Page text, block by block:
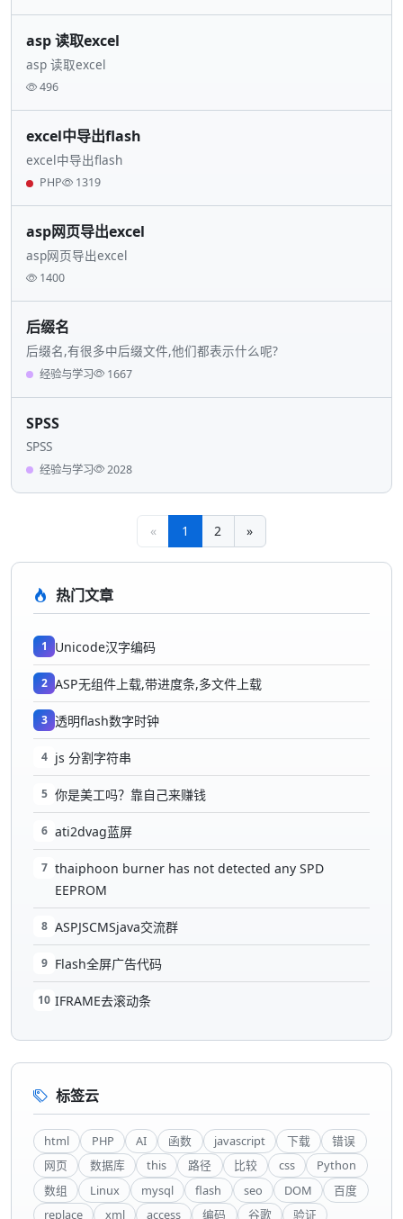
asp 读取excel
asp 读取excel
496
excel中导出flash
excel中导出flash
PHP 1319
asp网页导出excel
asp网页导出excel
1400
后缀名
后缀名,有很多中后缀文件,他们都表示什么呢?
经验与学习 1667
SPSS
SPSS
经验与学习 2028
« 1 2 »
热门文章
1 Unicode汉字编码
2 ASP无组件上载,带进度条,多文件上载
3 透明flash数字时钟
4 js 分割字符串
5 你是美工吗？靠自己来赚钱
6 ati2dvag蓝屏
7 thaiphoon burner has not detected any SPD
EEPROM
8 ASPJSCMSjava交流群
9 Flash全屏广告代码
10 IFRAME去滚动条
标签云
html PHP AI 函数 javascript 下载
错误
网页
数据库 this 路径 比较 css
Python
数组
Linux mysql flash seo DOM
百度
replace
xml access 编码 谷歌 验证